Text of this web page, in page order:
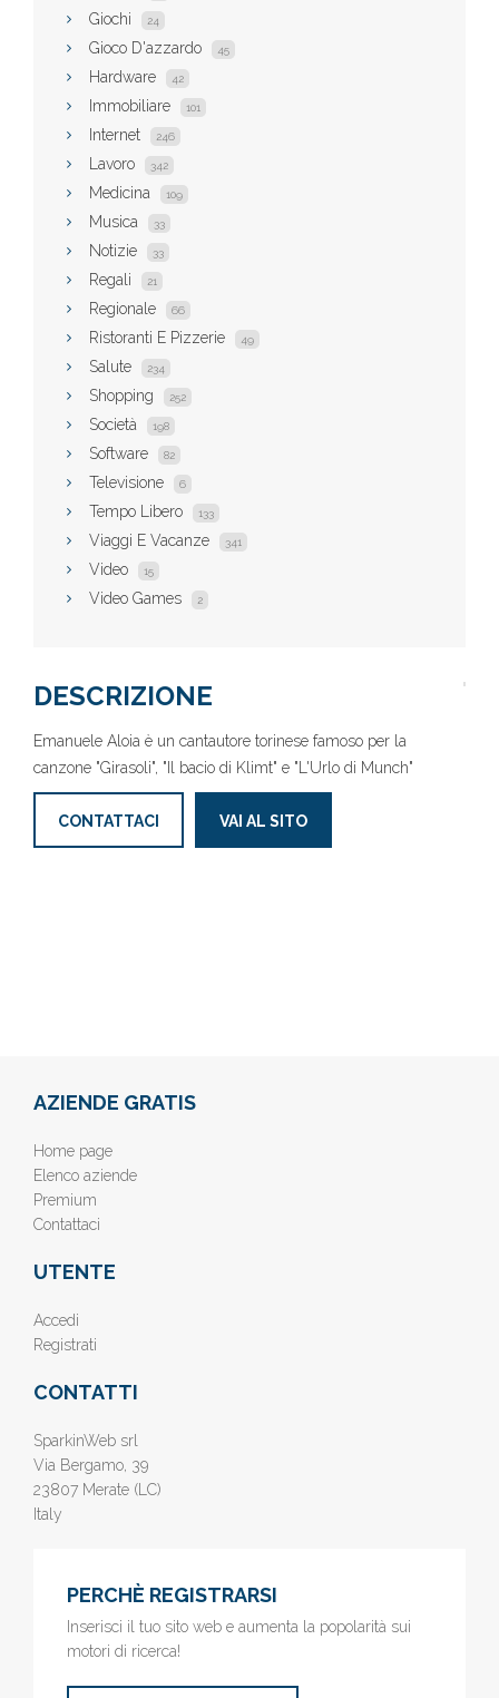
Giochi 24
Gioco D'azzardo 45
Hardware 42
Immobiliare 101
Internet 246
Lavoro 342
Medicina 109
Musica 33
Notizie 33
Regali 21
Regionale 66
Ristoranti E Pizzerie 49
Salute 234
Shopping 252
Società 198
Software 82
Televisione 6
Tempo Libero 133
Viaggi E Vacanze 341
Video 15
Video Games 2
DESCRIZIONE
Emanuele Aloia è un cantautore torinese famoso per la
canzone "Girasoli", "Il bacio di Klimt" e "L'Urlo di Munch"
CONTATTACI VAI AL SITO
AZIENDE GRATIS
Home page
Elenco aziende
Premium
Contattaci
UTENTE
Accedi
Registrati
CONTATTI
SparkinWeb srl
Via Bergamo, 39
23807 Merate (LC)
Italy
PERCHÈ REGISTRARSI
Inserisci il tuo sito web e aumenta la popolarità sui
motori di ricerca!